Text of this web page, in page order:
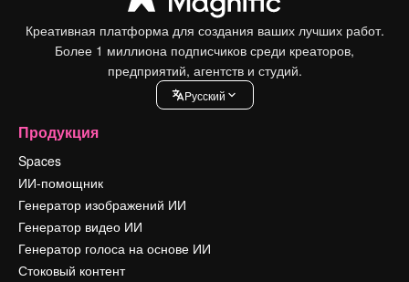
Креативная платформа для создания ваших лучших работ.
Более 1 миллиона подписчиков среди креаторов,
предприятий, агентств и студий.
Pусский
Продукция
Spaces
ИИ-помощник
Генератор изображений ИИ
Генератор видео ИИ
Генератор голоса на основе ИИ
Стоковый контент